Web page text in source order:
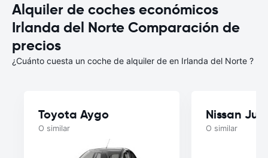
Alquiler de coches económicos
Irlanda del Norte Comparación de
precios
¿Cuánto cuesta un coche de alquiler de en Irlanda del Norte ?
Toyota Aygo
O similar
Nissan
O similar